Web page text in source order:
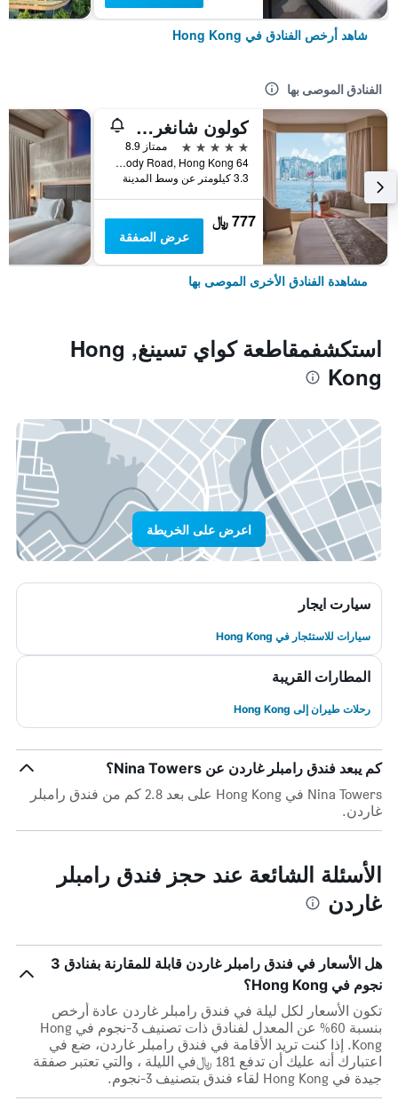
شاهد أرخص الفنادق في Hong Kong
الفنادق الموصى بها
كولون شانغري- لا
5 نجوم
ممتاز 8.9
64 Mody Road, Hong Kong, هونغ كونغ
3.3 كيلومتر عن وسط المدينة
777 ﷼
عرض الصفقة
مشاهدة الفنادق الأخرى الموصى بها
استكشفمقاطعة كواي تسينغ, Hong
Kong
اعرض على الخريطة
سيارت ايجار
سيارات للاستئجار في Hong Kong
المطارات القريبة
رحلات طيران إلى Hong Kong
كم يبعد فندق رامبلر غاردن عن Nina Towers؟
Nina Towers في Hong Kong على بعد 2.8 كم من فندق رامبلر
غاردن.
الأسئلة الشائعة عند حجز فندق رامبلر
غاردن
هل الأسعار في فندق رامبلر غاردن قابلة للمقارنة بفنادق 3
نجوم في Hong Kong؟
تكون الأسعار لكل ليلة في فندق رامبلر غاردن عادة أرخص
بنسبة 60% عن المعدل لفنادق ذات تصنيف 3-نجوم في Hong
Kong. إذا كنت تريد الأقامة في فندق رامبلر غاردن، ضع في
اعتبارك أنه عليك أن تدفع 181 ﷼في الليلة ، والتي تعتبر صفقة
جيدة في Hong Kong لقاء فندق بتصنيف 3-نجوم.